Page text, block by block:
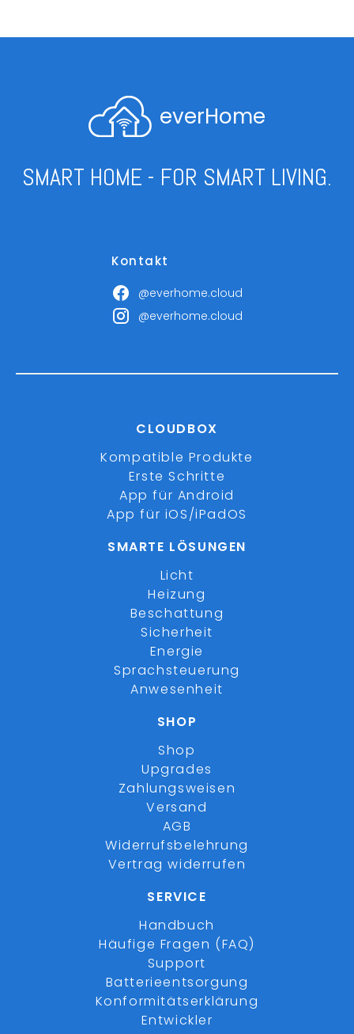
everHome
SMART HOME - FOR SMART LIVING.
Kontakt
@everhome.cloud
@everhome.cloud
CLOUDBOX
Kompatible Produkte
Erste Schritte
App für Android
App für iOS/iPadOS
SMARTE LÖSUNGEN
Licht
Heizung
Beschattung
Sicherheit
Energie
Sprachsteuerung
Anwesenheit
SHOP
Shop
Upgrades
Zahlungsweisen
Versand
AGB
Widerrufsbelehrung
Vertrag widerrufen
SERVICE
Handbuch
Häufige Fragen (FAQ)
Support
Batterieentsorgung
Konformitätserklärung
Entwickler